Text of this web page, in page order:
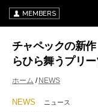
MEMBERS
チャペックの新
らひら舞うプリ
ホーム NEWS
NEWS ニュース